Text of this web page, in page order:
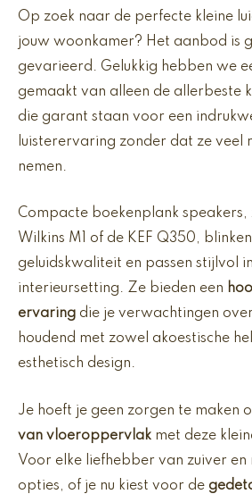
Op zoek naar de perfecte kleine
jouw woonkamer? Het aanbod is
gevarieerd. Gelukkig hebben we
gemaakt van alleen de allerbeste
die garant staan voor een
luisterervaring zonder dat ze veel
nemen.
Compacte boekenplank speakers,
Wilkins M1 of de KEF Q350,
geluidskwaliteit en passen stijlvol
interieursetting. Ze bieden een
ervaring die je verwachtingen
houdend met zowel akoestische
esthetisch design.
Je hoeft je geen zorgen te maken
van vloeroppervlak met deze
Voor elke liefhebber van zuiver en
opties, of je nu kiest voor de